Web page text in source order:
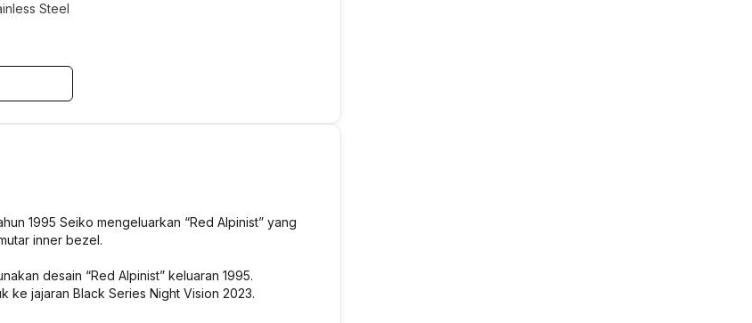
Steel
1995 Seiko mengeluarkan “Red Alpinist” yang
inner bezel.
desain “Red Alpinist” keluaran 1995.
ke jajaran Black Series Night Vision 2023.